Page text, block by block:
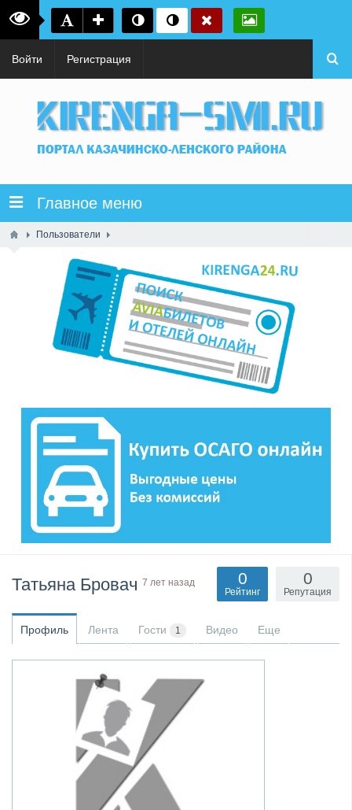
Войти Регистрация
Главное меню
Пользователи
Татьяна Бровач 7 лет назад 0
Репутация
0
Рейтинг
Профиль Лента Гости 1 Видео Еще